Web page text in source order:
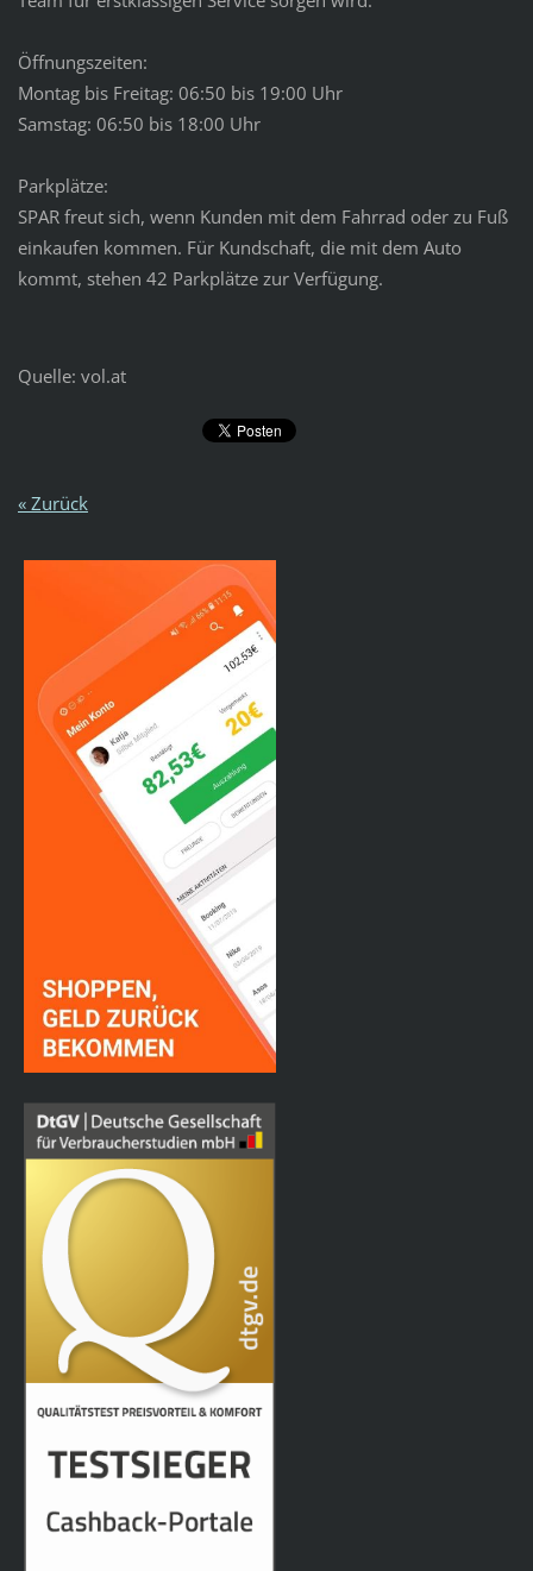
Öffnungszeiten:
Montag bis Freitag: 06:50 bis 19:00 Uhr
Samstag: 06:50 bis 18:00 Uhr
Parkplätze:
SPAR freut sich, wenn Kunden mit dem Fahrrad oder zu Fuß
einkaufen kommen. Für Kundschaft, die mit dem Auto
kommt, stehen 42 Parkplätze zur Verfügung.
Quelle: vol.at
« Zurück